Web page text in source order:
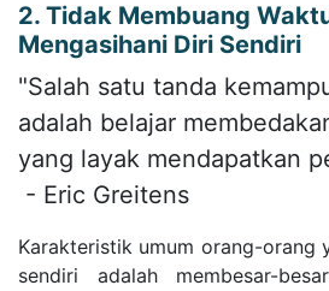
2. Tidak Membuang
Mengasihani Diri Sendiri
"Salah satu tanda
adalah belajar
yang layak
- Eric Greitens
Karakteristik umum orang-orang
sendiri adalah membesar-